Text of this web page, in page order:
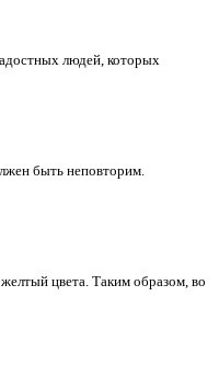
людей, которых
быть неповторим.
цвета. Таким образом, во